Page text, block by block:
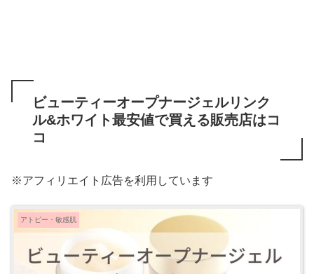
ビューティーオープナージェルリンク
ル&ホワイト最安値で買える販売店はコ
コ
※アフィリエイト広告を利用しています
アトピー・敏感肌